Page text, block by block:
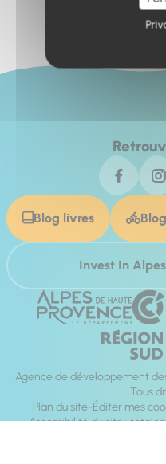
Blog livres
Invest In
Agence de développement
Tous
Plan du site Éditer mes
Accessibilité du site :